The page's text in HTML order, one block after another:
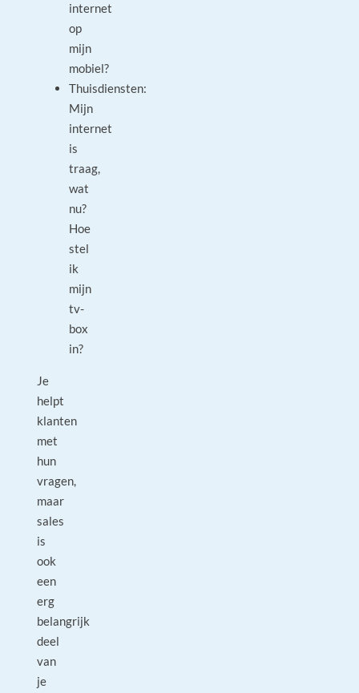
internet
op
mijn
mobiel?
Thuisdiensten:
Mijn
internet
is
traag,
wat
nu?
Hoe
stel
ik
mijn
tv-
box
in?
Je
helpt
klanten
met
hun
vragen,
maar
sales
is
ook
een
erg
belangrijk
deel
van
je